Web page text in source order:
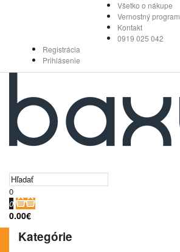
Všetko o nákupe
Vernostný program
Kontakt
0919 025 042
Registrácia
Prihlásenie
0
0
0.00€
Kategórie